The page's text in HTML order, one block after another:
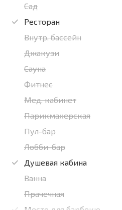
Сад
Ресторан
Внутр. бассейн
Джакузи
Сауна
Фитнес
Мед. кабинет
Парикмахерская
Пул-бар
Лобби-бар
Душевая кабина
Ванна
Прачечная